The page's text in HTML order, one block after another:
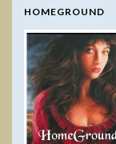
HOMEGROUND